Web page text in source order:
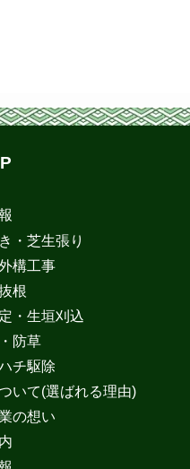
・芝生張り
構工事
根
・生垣刈込
防草
チ駆除
いて(選ばれる理由)
の想い